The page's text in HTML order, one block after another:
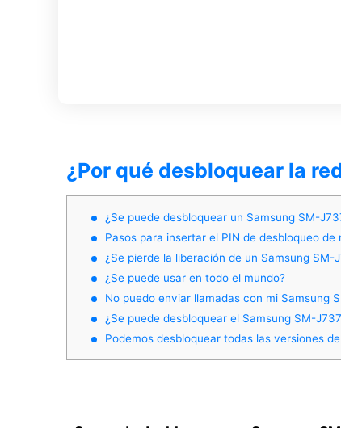
¿Por qué desbloquear la
¿Se puede desbloquear un Samsung SM-
Pasos para insertar el PIN de desbloqueo de
¿Se pierde la liberación de un Samsung SM-
¿Se puede usar en todo el mundo?
No puedo enviar llamadas con mi Samsung
¿Se puede desbloquear el Samsung SM-
Podemos desbloquear todas las versiones